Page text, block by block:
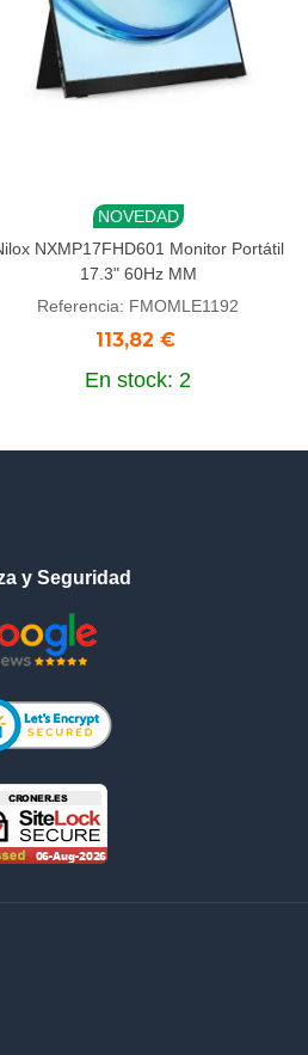
Añadir al carrito
NOVEDAD
NXMP17FHD601 Monitor Portátil
17.3" 60Hz MM
Referencia: FMOMLE1192
113,82 €
En stock: 2
y Seguridad